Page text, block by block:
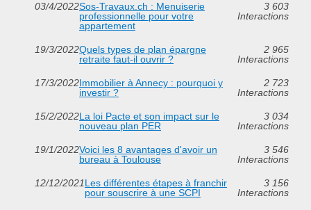
03/4/2022Sos-Travaux.ch : Menuiserie
professionnelle pour votre
appartement
3 603
Interactions
19/3/2022Quels types de plan épargne
retraite faut-il ouvrir ?
2 965
Interactions
17/3/2022Immobilier à Annecy : pourquoi y
investir ?
2 723
Interactions
15/2/2022La loi Pacte et son impact sur le
nouveau plan PER
3 034
Interactions
19/1/2022Voici les 8 avantages d'avoir un
bureau à Toulouse
3 546
Interactions
12/12/2021Les différentes étapes à franchir
pour souscrire à une SCPI
3 156
Interactions